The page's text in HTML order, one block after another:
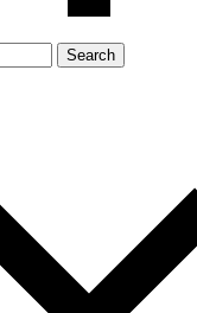
Search